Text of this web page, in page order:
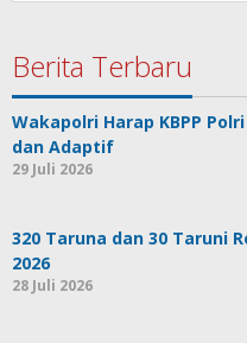
Berita Terbaru
Wakapolri Harap KBPP
dan Adaptif
29 Juli 2026
320 Taruna dan 30 Taruni
2026
28 Juli 2026